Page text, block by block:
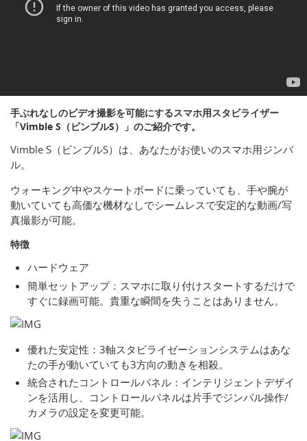
手ぶれなしのビデオ撮影を可能にするスマホ用スタビライザー
「Vimble S（ビンブルS）」のご紹介です。
Vimble S（ビンブルS）は、あなたがお使いのスマホ用ジンバ
ル。
ウォーキング中やスケートボードに乗っていても、手や腕が
動いていても高価な機材なしでシームレスで安定的な動画/写
真撮影が可能。
特徴
ハードウェア
簡単セットアップ：スマホに取り付けスタートするだけで
すぐに録画可能。貴重な瞬間を失うことはありません。
優れた安定性：3軸スタビライゼーションシステムはあな
たの手が動いていても3方向の動きを相殺。
統合されたコントロールパネル：インテリジェントデザイ
ンを活用し、コントロールパネルは片手でジンバル操作/
カメラの設定を変更可能。